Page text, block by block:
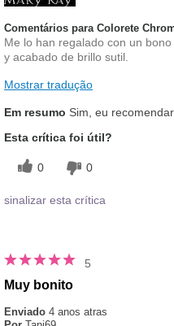
Comentários para Colorete
Me lo han regalado con un
y acabado de brillo sutil.
Mostrar tradução
Em resumo Sim, eu
Esta crítica foi útil?
0 0
sinalizar esta crítica
5
Muy bonito
Enviado 4 anos atras